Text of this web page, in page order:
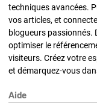
techniques avancées.
vos articles, et
blogueurs passionnés.
optimiser le
visiteurs. Créez votre
et démarquez-vous
Aide